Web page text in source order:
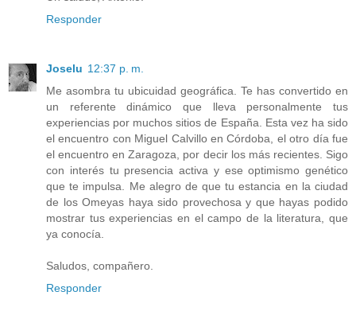
Responder
Joselu 12:37 p. m.
Me asombra tu ubicuidad geográfica. Te has convertido en
un referente dinámico que lleva personalmente tus
experiencias por muchos sitios de España. Esta vez ha sido
el encuentro con Miguel Calvillo en Córdoba, el otro día fue
el encuentro en Zaragoza, por decir los más recientes. Sigo
con interés tu presencia activa y ese optimismo genético
que te impulsa. Me alegro de que tu estancia en la ciudad
de los Omeyas haya sido provechosa y que hayas podido
mostrar tus experiencias en el campo de la literatura, que
ya conocía.
Saludos, compañero.
Responder